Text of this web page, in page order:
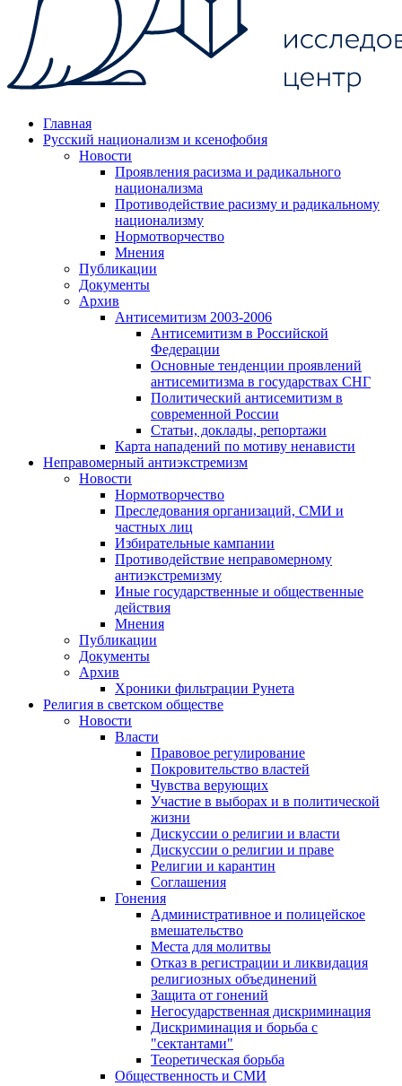
Главная
Русский национализм и ксенофобия
Новости
Проявления расизма и радикального
национализма
Противодействие расизму и радикальному
национализму
Нормотворчество
Мнения
Публикации
Документы
Архив
Антисемитизм 2003-2006
Антисемитизм в Российской
Федерации
Основные тенденции проявлений
антисемитизма в государствах СНГ
Политический антисемитизм в
современной России
Статьи, доклады, репортажи
Карта нападений по мотиву ненависти
Неправомерный антиэкстремизм
Новости
Нормотворчество
Преследования организаций, СМИ и
частных лиц
Избирательные кампании
Противодействие неправомерному
антиэкстремизму
Иные государственные и общественные
действия
Мнения
Публикации
Документы
Архив
Хроники фильтрации Рунета
Религия в светском обществе
Новости
Власти
Правовое регулирование
Покровительство властей
Чувства верующих
Участие в выборах и в политической
жизни
Дискуссии о религии и власти
Дискуссии о религии и праве
Религии и карантин
Соглашения
Гонения
Административное и полицейское
вмешательство
Места для молитвы
Отказ в регистрации и ликвидация
религиозных объединений
Защита от гонений
Негосударственная дискриминация
Дискриминация и борьба с
"сектантами"
Теоретическая борьба
Общественность и СМИ